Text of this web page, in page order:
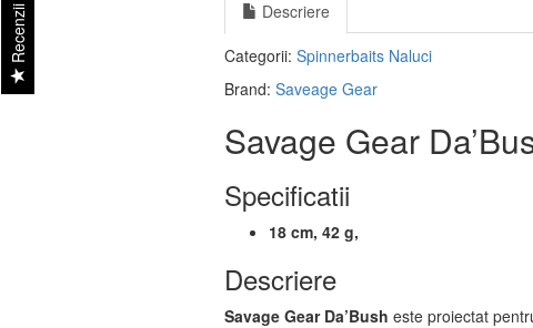
Descriere
Categorii: Spinnerbaits Naluci
Brand: Saveage Gear
Savage Gear
Specificatii
18 cm, 42 g,
Descriere
Savage Gear Da’Bush este proiectat
Recenzii